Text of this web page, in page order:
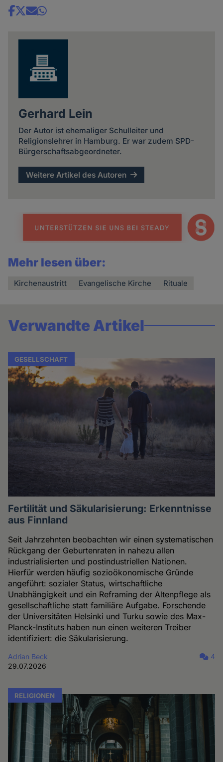
Share
Gerhard Lein
Der Autor ist ehemaliger Schulleiter und
Religionslehrer in Hamburg. Er war zudem SPD-
Bürgerschaftsabgeordneter.
Weitere Artikel des Autoren
Mehr lesen über:
Kirchenaustritt Evangelische Kirche Rituale
Verwandte Artikel
GESELLSCHAFT
Fertilität und Säkularisierung: Erkenntnisse
aus Finnland
Seit Jahrzehnten beobachten wir einen systematischen
Rückgang der Geburtenraten in nahezu allen
industrialisierten und postindustriellen Nationen.
Hierfür werden häufig sozioökonomische Gründe
angeführt: sozialer Status, wirtschaftliche
Unabhängigkeit und ein Reframing der Altenpflege als
gesellschaftliche statt familiäre Aufgabe. Forschende
der Universitäten Helsinki und Turku sowie des Max-
Planck-Instituts haben nun einen weiteren Treiber
identifiziert: die Säkularisierung.
Adrian Beck
29.07.2026
4
RELIGIONEN